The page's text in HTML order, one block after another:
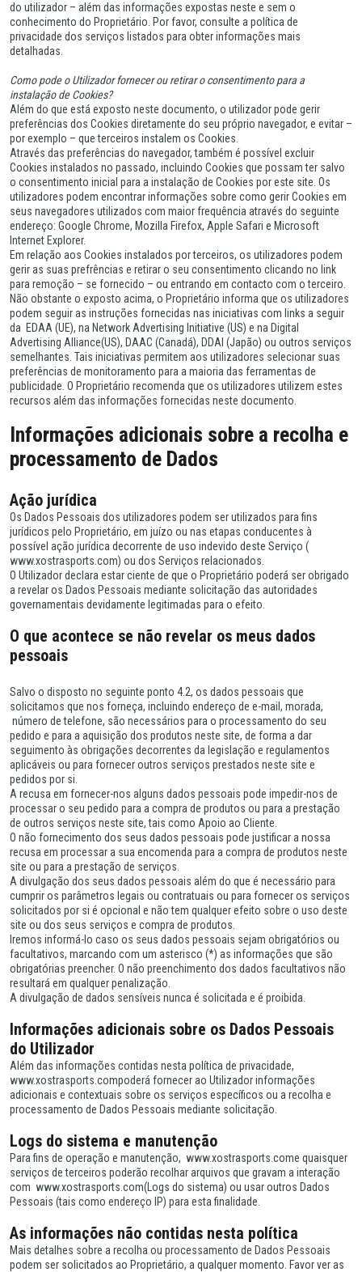
do utilizador – além das informações expostas neste e sem o
conhecimento do Proprietário. Por favor, consulte a política de
privacidade dos serviços listados para obter informações mais
detalhadas.
Como pode o Utilizador fornecer ou retirar o consentimento para a
instalação de Cookies?
Além do que está exposto neste documento, o utilizador pode gerir
preferências dos Cookies diretamente do seu próprio navegador, e evitar –
por exemplo – que terceiros instalem os Cookies.
Através das preferências do navegador, também é possível excluir
Cookies instalados no passado, incluindo Cookies que possam ter salvo
o consentimento inicial para a instalação de Cookies por este site. Os
utilizadores podem encontrar informações sobre como gerir Cookies em
seus navegadores utilizados com maior frequência através do seguinte
endereço: Google Chrome, Mozilla Firefox, Apple Safari e Microsoft
Internet Explorer.
Em relação aos Cookies instalados por terceiros, os utilizadores podem
gerir as suas prefrências e retirar o seu consentimento clicando no link
para remoção – se fornecido – ou entrando em contacto com o terceiro.
Não obstante o exposto acima, o Proprietário informa que os utilizadores
podem seguir as instruções fornecidas nas iniciativas com links a seguir
da EDAA (UE), na Network Advertising Initiative (US) e na Digital
Advertising Alliance(US), DAAC (Canadá), DDAI (Japão) ou outros serviços
semelhantes. Tais iniciativas permitem aos utilizadores selecionar suas
preferências de monitoramento para a maioria das ferramentas de
publicidade. O Proprietário recomenda que os utilizadores utilizem estes
recursos além das informações fornecidas neste documento.
Informações adicionais sobre a recolha e
processamento de Dados
Ação jurídica
Os Dados Pessoais dos utilizadores podem ser utilizados para fins
jurídicos pelo Proprietário, em juízo ou nas etapas conducentes à
possível ação jurídica decorrente de uso indevido deste Serviço (
www.xostrasports.com) ou dos Serviços relacionados.
O Utilizador declara estar ciente de que o Proprietário poderá ser obrigado
a revelar os Dados Pessoais mediante solicitação das autoridades
governamentais devidamente legitimadas para o efeito.
O que acontece se não revelar os meus dados
pessoais
Salvo o disposto no seguinte ponto 4.2, os dados pessoais que
solicitamos que nos forneça, incluindo endereço de e-mail, morada,
número de telefone, são necessários para o processamento do seu
pedido e para a aquisição dos produtos neste site, de forma a dar
seguimento às obrigações decorrentes da legislação e regulamentos
aplicáveis ou para fornecer outros serviços prestados neste site e
pedidos por si.
A recusa em fornecer-nos alguns dados pessoais pode impedir-nos de
processar o seu pedido para a compra de produtos ou para a prestação
de outros serviços neste site, tais como Apoio ao Cliente.
O não fornecimento dos seus dados pessoais pode justificar a nossa
recusa em processar a sua encomenda para a compra de produtos neste
site ou para a prestação de serviços.
A divulgação dos seus dados pessoais além do que é necessário para
cumprir os parâmetros legais ou contratuais ou para fornecer os serviços
solicitados por si é opcional e não tem qualquer efeito sobre o uso deste
site ou dos seus serviços e compra de produtos.
Iremos informá-lo caso os seus dados pessoais sejam obrigatórios ou
facultativos, marcando com um asterisco (*) as informações que são
obrigatórias preencher. O não preenchimento dos dados facultativos não
resultará em qualquer penalização.
A divulgação de dados sensíveis nunca é solicitada e é proibida.
Informações adicionais sobre os Dados Pessoais
do Utilizador
Além das informações contidas nesta política de privacidade,
www.xostrasports.compoderá fornecer ao Utilizador informações
adicionais e contextuais sobre os serviços específicos ou a recolha e
processamento de Dados Pessoais mediante solicitação.
Logs do sistema e manutenção
Para fins de operação e manutenção, www.xostrasports.come quaisquer
serviços de terceiros poderão recolhar arquivos que gravam a interação
com www.xostrasports.com(Logs do sistema) ou usar outros Dados
Pessoais (tais como endereço IP) para esta finalidade.
As informações não contidas nesta política
Mais detalhes sobre a recolha ou processamento de Dados Pessoais
podem ser solicitados ao Proprietário, a qualquer momento. Favor ver as